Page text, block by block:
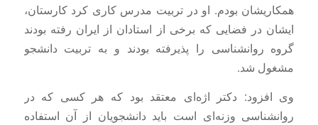
همکاریشان بودم. او در تربیت مدرس کاری کرد کارستان،
ایشان در فضایی که برخی از استادان از ایران رفته بودند
گروه روانشناسی را پذیرفته بودند و به تربیت دانشجو
مشغول شد.
وی افزود: دکتر اژه‌ای معتقد بود که هر کسی که در
روانشناسی وزنه‌ای است باید دانشجویان از آن استفاده